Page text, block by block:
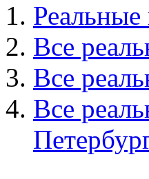
Все
Все
Все